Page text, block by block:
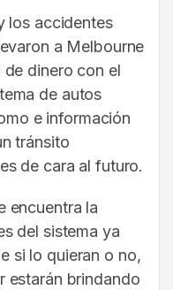
los accidentes
a Melbourne
dinero con el
de autos
e información
tránsito
de cara al futuro.
encuentra la
del sistema ya
si lo quieran o no,
estarán brindando